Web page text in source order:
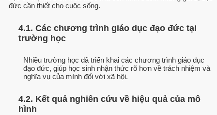
đức cần thiết cho cuộc sống.
4.1. Các chương trình giáo dục đạo đức tại
trường học
Nhiều trường học đã triển khai các chương trình giáo dục
đạo đức, giúp học sinh nhận thức rõ hơn về trách nhiệm và
nghĩa vụ của mình đối với xã hội.
4.2. Kết quả nghiên cứu về hiệu quả của mô
hình